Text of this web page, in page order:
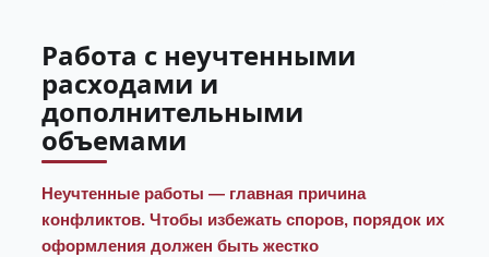
Работа с неучтенными
расходами и
дополнительными
объемами
Неучтенные работы — главная причина
конфликтов. Чтобы избежать споров, порядок их
оформления должен быть жестко